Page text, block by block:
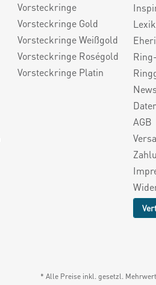
Vorsteckringe
Vorsteckringe Gold
Vorsteckringe Weißgold
Vorsteckringe Roségold
Vorsteckringe Platin
AGB
* Alle Preise inkl. gesetzl.